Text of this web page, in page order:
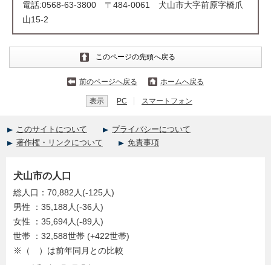
電話:0568-63-3800 〒484-0061 犬山市大字前原字橋爪
山15-2
このページの先頭へ戻る
前のページへ戻る ホームへ戻る
表示 PC スマートフォン
このサイトについて
プライバシーについて
著作権・リンクについて
免責事項
犬山市の人口
総人口：70,882人(-125人)
男性 ：35,188人(-36人)
女性 ：35,694人(-89人)
世帯 ：32,588世帯 (+422世帯)
※（ ）は前年同月との比較